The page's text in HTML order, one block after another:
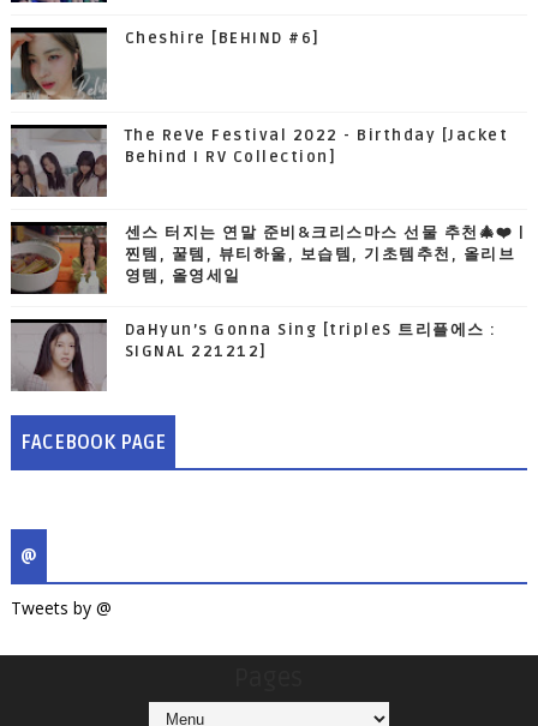
Cheshire [BEHIND #6]
The ReVe Festival 2022 - Birthday [Jacket
Behind I RV Collection]
센스 터지는 연말 준비&크리스마스 선물 추천🎄❤️ |
찐템, 꿀템, 뷰티하울, 보습템, 기초템추천, 올리브
영템, 올영세일
DaHyun’s Gonna Sing [tripleS 트리플에스 :
SIGNAL 221212]
FACEBOOK PAGE
@
Tweets by @